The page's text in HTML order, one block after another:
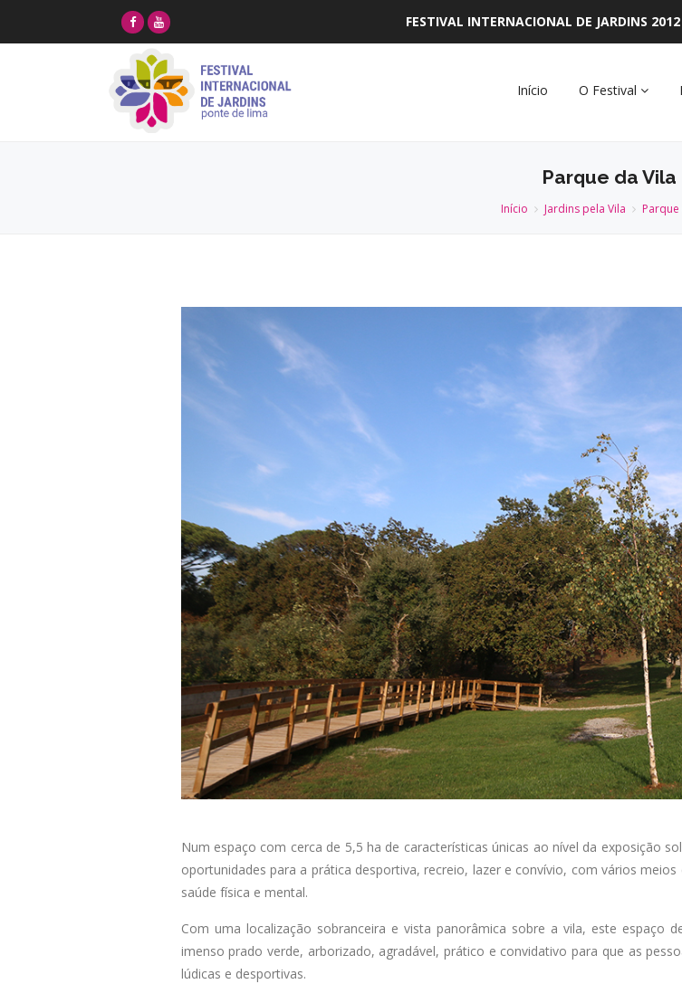
FESTIVAL INTERNACIONAL DE JARDINS 2012
Início O Festival
Parque da Vila
Início Jardins pela Vila Parque
Num espaço com cerca de 5,5 ha de características únicas ao nível da exposição
oportunidades para a prática desportiva, recreio, lazer e convívio, com vários
saúde física e mental.
Com uma localização sobranceira e vista panorâmica sobre a vila, este espaço
imenso prado verde, arborizado, agradável, prático e convidativo para que as
lúdicas e desportivas.